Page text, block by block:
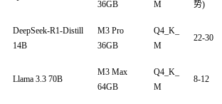
36GB
M
势)
DeepSeek-R1-Distill
14B
M3 Pro
36GB
Q4_K_
M
22-30
Llama 3.3 70B
M3 Max
64GB
Q4_K_
M
8-12